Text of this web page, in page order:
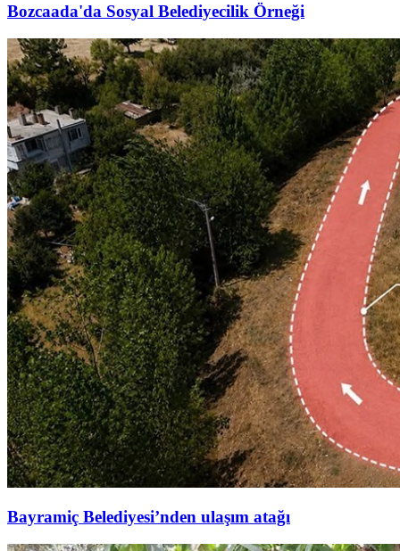
Bozcaada'da Sosyal Belediyecilik Örneği
Bayramiç Belediyesi’nden ulaşım atağı